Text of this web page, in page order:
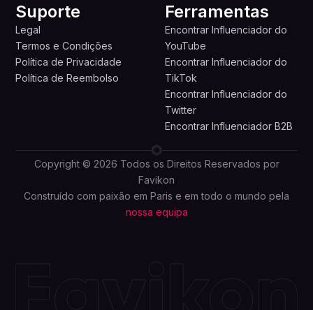
Suporte
Legal
Termos e Condições
Política de Privacidade
Política de Reembolso
Ferramentas
Encontrar Influenciador do
YouTube
Encontrar Influenciador do
TikTok
Encontrar Influenciador do
Twitter
Encontrar Influenciador B2B
Copyright © 2026 Todos os Direitos Reservados por
Favikon
Construído com paixão em Paris e em todo o mundo pela
nossa equipa